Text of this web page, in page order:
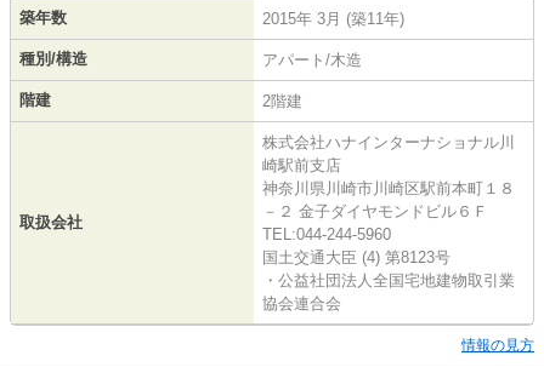
築年数 2015年 3月 (築11年)
種別/構造 アパート/木造
階建 2階建
取扱会社
株式会社ハナインターナショナル川
崎駅前支店
神奈川県川崎市川崎区駅前本町１８
－２ 金子ダイヤモンドビル６Ｆ
TEL:044-244-5960
国土交通大臣 (4) 第8123号
・公益社団法人全国宅地建物取引業
協会連合会
情報の見方